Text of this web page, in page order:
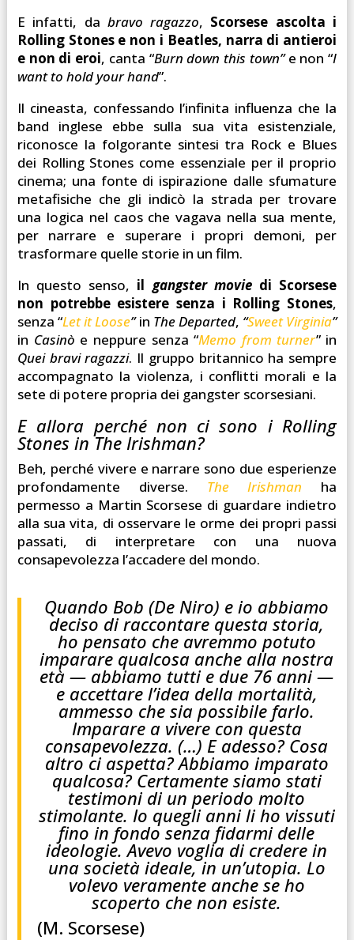
E infatti, da bravo ragazzo, Scorsese ascolta i
Rolling Stones e non i Beatles, narra di antieroi
e non di eroi, canta “Burn down this town”e non “I
want to hold your hand”.
Il cineasta, confessando l’infinita influenza che la
band inglese ebbe sulla sua vita esistenziale,
riconosce la folgorante sintesi tra Rock e Blues
dei Rolling Stones come essenziale per il proprio
cinema; una fonte di ispirazione dalle sfumature
metafisiche che gli indicò la strada per trovare
una logica nel caos che vagava nella sua mente,
per narrare e superare i propri demoni, per
trasformare quelle storie in un film.
In questo senso, il gangster moviedi Scorsese
non potrebbe esistere senza i Rolling Stones,
senza “Let it Loose”in The Departed, “Sweet Virginia”
in Casinò e neppure senza “Memo from turner” in
Quei bravi ragazzi. Il gruppo britannico ha sempre
accompagnato la violenza, i conflitti morali e la
sete di potere propria dei gangster scorsesiani.
E allora perché non ci sono i Rolling
Stones in The Irishman?
Beh, perché vivere e narrare sono due esperienze
profondamente diverse. The Irishman ha
permesso a Martin Scorsese di guardare indietro
alla sua vita, di osservare le orme dei propri passi
passati, di interpretare con una nuova
consapevolezza l’accadere del mondo.
Quando Bob (De Niro) e io abbiamo
deciso di raccontare questa storia,
ho pensato che avremmo potuto
imparare qualcosa anche alla nostra
età — abbiamo tutti e due 76 anni —
e accettare l’idea della mortalità,
ammesso che sia possibile farlo.
Imparare a vivere con questa
consapevolezza. (…) E adesso? Cosa
altro ci aspetta? Abbiamo imparato
qualcosa? Certamente siamo stati
testimoni di un periodo molto
stimolante. Io quegli anni li ho vissuti
fino in fondo senza fidarmi delle
ideologie. Avevo voglia di credere in
una società ideale, in un’utopia. Lo
volevo veramente anche se ho
scoperto che non esiste.
(M. Scorsese)